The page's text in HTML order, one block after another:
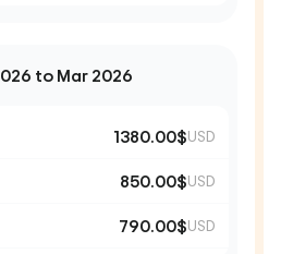
to Mar 2026
1380.00$USD
850.00$USD
790.00$USD